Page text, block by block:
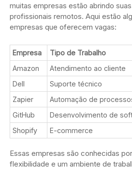
muitas empresas estão abrindo
profissionais remotos. Aqui estão
empresas que oferecem vagas:
Empresa Tipo de Trabalho
Amazon
Atendimento ao cliente
Dell
Suporte técnico
Zapier
Automação de
GitHub
Desenvolvimento de
Shopify
E-commerce
Essas empresas são conhecidas
flexibilidade e um ambiente de